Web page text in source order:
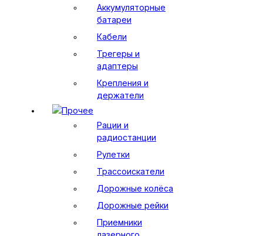
Аккумуляторные
батареи
Кабели
Трегеры и
адаптеры
Крепления и
держатели
Прочее
Рации и
радиостанции
Рулетки
Трассоискатели
Дорожные колёса
Дорожные рейки
Приемники